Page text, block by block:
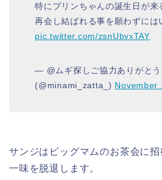
特にプリンちゃんの誕生日が来
再会し結ばれる事を願わずには
pic.twitter.com/zsnUbvxTAY
— @ムギ探しご協力ありがとう
(@minami_zatta_) November
サンジはビッグマムのお茶会に
一味を脱退します。